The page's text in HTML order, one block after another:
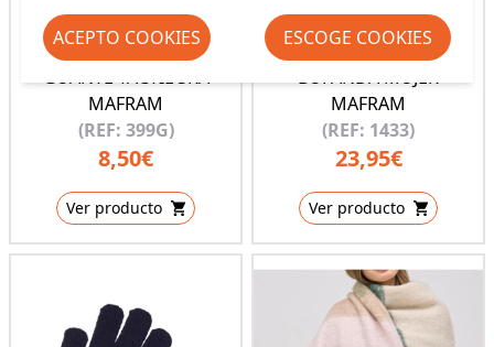
GUANTE TACTIL SRA
MAFRAM
(REF: 399G)
8,50€
Ver producto
BUFANDA MUJER
MAFRAM
(REF: 1433)
23,95€
Ver producto
ACEPTO COOKIES ESCOGE COOKIES